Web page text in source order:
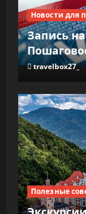
Новости для
Запись
travelbox27_
Полезные